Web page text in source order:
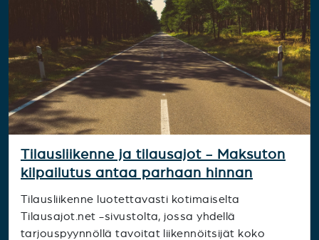
Tilausliikenne ja tilausajot - Maksuton
kilpailutus antaa parhaan hinnan
Tilausliikenne luotettavasti kotimaiselta
Tilausajot.net -sivustolta, jossa yhdellä
tarjouspyynnöllä tavoitat liikennöitsijät koko